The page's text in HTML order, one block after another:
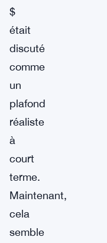
$
était
discuté
comme
un
plafond
réaliste
à
court
terme.
Maintenant,
cela
semble